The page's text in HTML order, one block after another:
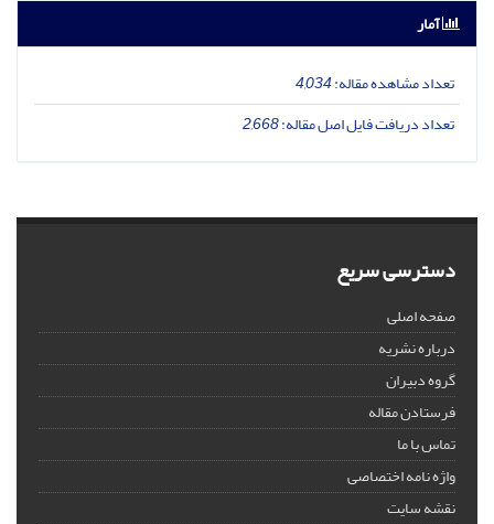
آمار
تعداد مشاهده مقاله:4,034
تعداد دریافت فایل اصل مقاله:2,668
دسترسی سریع
صفحه اصلی
درباره نشریه
گروه دبیران
فرستادن مقاله
تماس با ما
واژه نامه اختصاصی
نقشه سایت